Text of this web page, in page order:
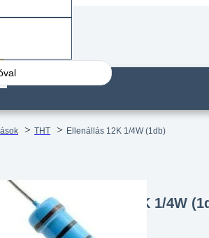
THT Ellenállás 12K 1/4W (1db)
Ellenállás 12K 1/4W